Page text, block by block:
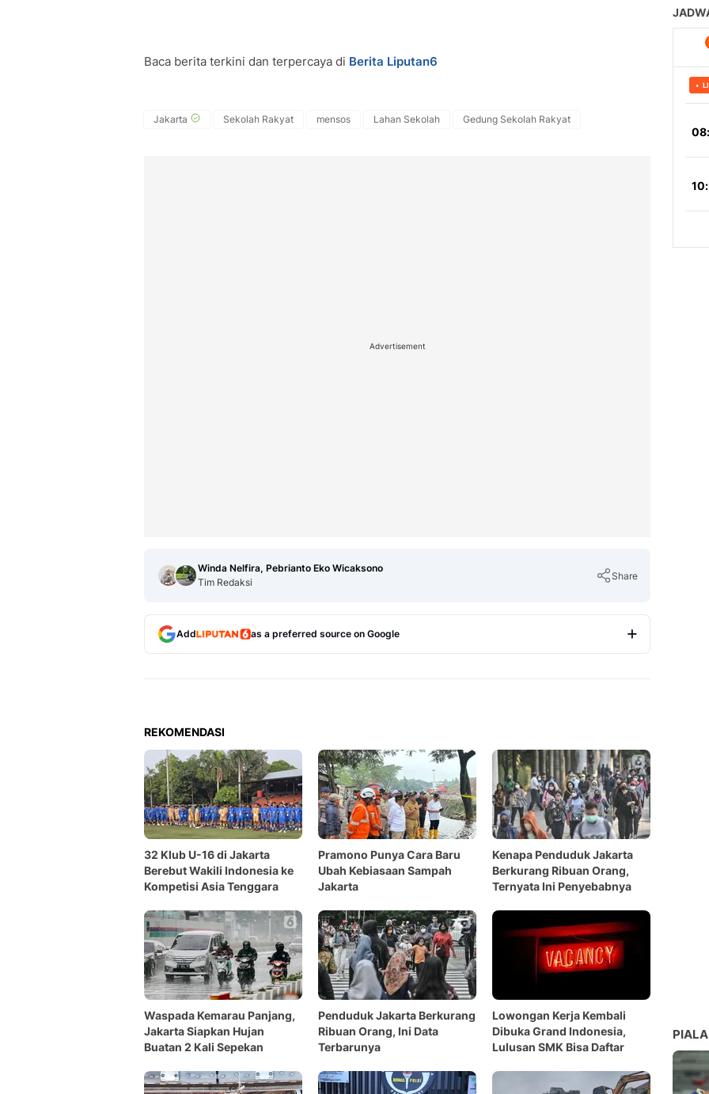
Baca berita terkini dan terpercaya di Berita Liputan6
Jakarta Sekolah Rakyat mensos Lahan Sekolah Gedung Sekolah Rakyat
Advertisement
Winda Nelfira, Pebrianto Eko Wicaksono
Tim Redaksi
Share
Add as a preferred source on Google
REKOMENDASI
32 Klub U-16 di Jakarta
Berebut Wakili Indonesia ke
Kompetisi Asia Tenggara
Pramono Punya Cara Baru
Ubah Kebiasaan Sampah
Jakarta
Kenapa Penduduk Jakarta
Berkurang Ribuan Orang,
Ternyata Ini Penyebabnya
Waspada Kemarau Panjang,
Jakarta Siapkan Hujan
Buatan 2 Kali Sepekan
Penduduk Jakarta Berkurang
Ribuan Orang, Ini Data
Terbarunya
Lowongan Kerja Kembali
Dibuka Grand Indonesia,
Lulusan SMK Bisa Daftar